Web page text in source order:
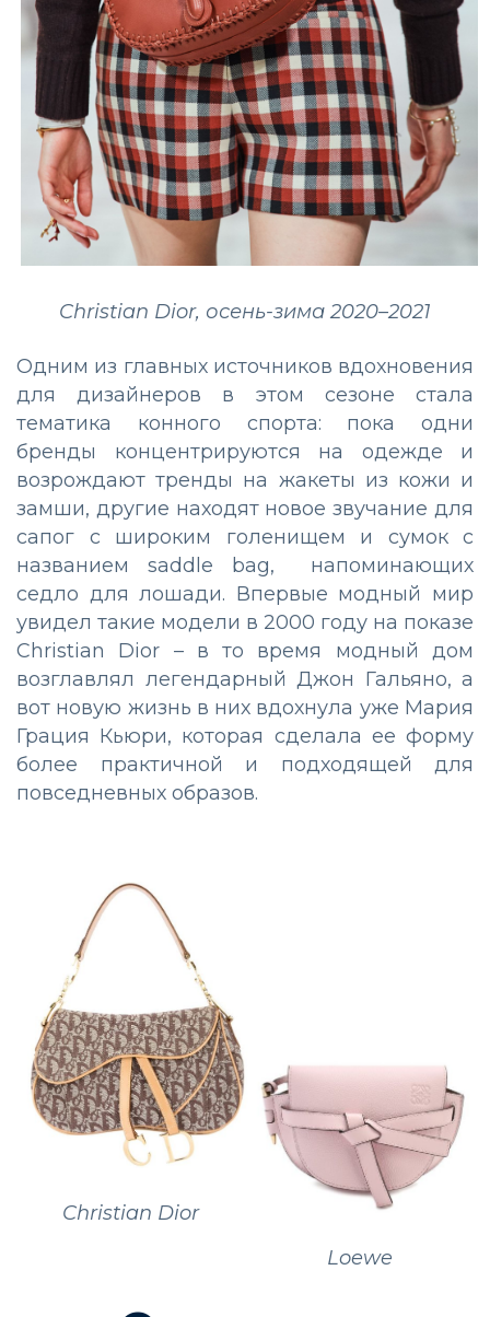
Christian Dior, осень-зима 2020–2021
Одним из главных источников вдохновения
для дизайнеров в этом сезоне стала
тематика конного спорта: пока одни
бренды концентрируются на одежде и
возрождают тренды на жакеты из кожи и
замши, другие находят новое звучание для
сапог с широким голенищем и сумок с
названием saddle bag, напоминающих
седло для лошади. Впервые модный мир
увидел такие модели в 2000 году на показе
Christian Dior – в то время модный дом
возглавлял легендарный Джон Гальяно, а
вот новую жизнь в них вдохнула уже Мария
Грация Кьюри, которая сделала ее форму
более практичной и подходящей для
повседневных образов.
Christian Dior
Loewe